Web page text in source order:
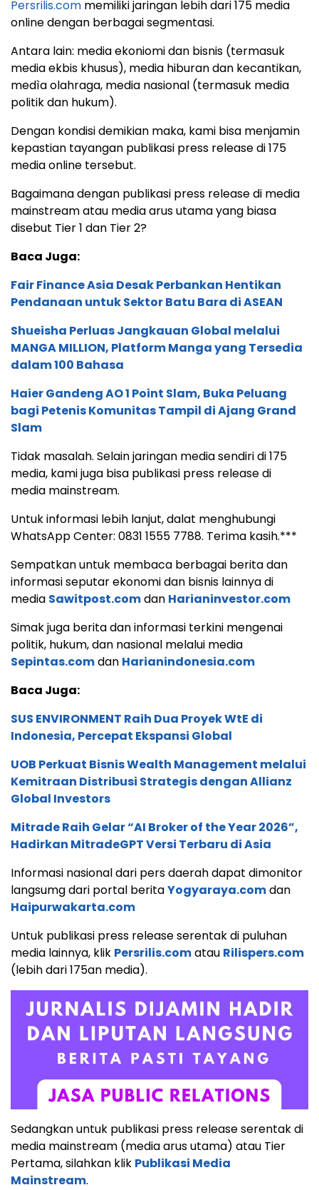
Persrilis.com memiliki jaringan lebih dari 175 media
online dengan berbagai segmentasi.
Antara lain: media ekoniomi dan bisnis (termasuk
media ekbis khusus), media hiburan dan kecantikan,
medìa olahraga, media nasional (termasuk media
politik dan hukum).
Dengan kondisi demikian maka, kami bisa menjamin
kepastian tayangan publikasi press release di 175
media online tersebut.
Bagaimana dengan publikasi press release di media
mainstream atau media arus utama yang biasa
disebut Tier 1 dan Tier 2?
Baca Juga:
Fair Finance Asia Desak Perbankan Hentikan
Pendanaan untuk Sektor Batu Bara di ASEAN
Shueisha Perluas Jangkauan Global melalui
MANGA MILLION, Platform Manga yang Tersedia
dalam 100 Bahasa
Haier Gandeng AO 1 Point Slam, Buka Peluang
bagi Petenis Komunitas Tampil di Ajang Grand
Slam
Tidak masalah. Selain jaringan media sendiri di 175
media, kami juga bisa publikasi press release di
media mainstream.
Untuk informasi lebih lanjut, dalat menghubungi
WhatsApp Center: 0831 1555 7788. Terima kasih.***
Sempatkan untuk membaca berbagai berita dan
informasi seputar ekonomi dan bisnis lainnya di
media Sawitpost.comdan Harianinvestor.com
Simak juga berita dan informasi terkini mengenai
politik, hukum, dan nasional melalui media
Sepintas.comdan Harianindonesia.com
Baca Juga:
SUS ENVIRONMENT Raih Dua Proyek WtE di
Indonesia, Percepat Ekspansi Global
UOB Perkuat Bisnis Wealth Management melalui
Kemitraan Distribusi Strategis dengan Allianz
Global Investors
Mitrade Raih Gelar “AI Broker of the Year 2026”,
Hadirkan MitradeGPT Versi Terbaru di Asia
Informasi nasional dari pers daerah dapat dimonitor
langsumg dari portal beritaYogyaraya.comdan
Haipurwakarta.com
Untuk publikasi press release serentak di puluhan
media lainnya, klik Persrilis.comatau Rilispers.com
(lebih dari 175an media).
Sedangkan untuk publikasi press release serentak di
media mainstream (media arus utama) atau Tier
Pertama, silahkan klik Publikasi Media
Mainstream.